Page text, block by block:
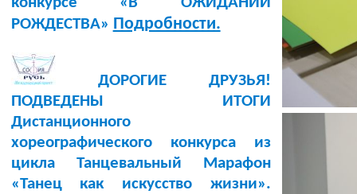
РОЖДЕСТВА» Подробности.
ДОРОГИЕ ДРУЗЬЯ!
ПОДВЕДЕНЫ ИТОГИ
Дистанционного
хореографического конкурса из
цикла Танцевальный Марафон
«Танец как искусство жизни».